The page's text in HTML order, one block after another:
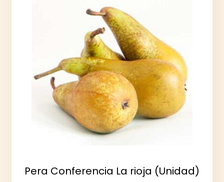
Pera Conferencia La rioja (Unidad)